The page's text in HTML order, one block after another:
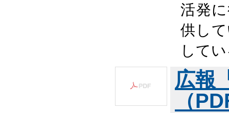
活発
供し
して
広報
（